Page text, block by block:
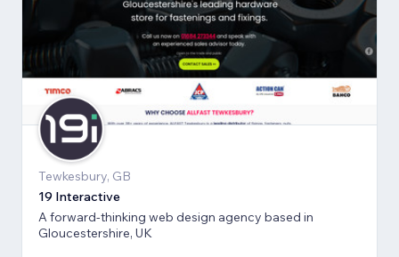
Tewkesbury, GB
19 Interactive
A forward-thinking web design agency based in
Gloucestershire, UK